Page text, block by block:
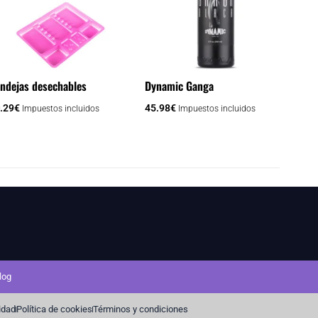
desechables
€ Impuestos incluidos
Las
Dynamic Ganga
45.98€ Impuestos incluidos
Política de cookiesTérminos y condiciones